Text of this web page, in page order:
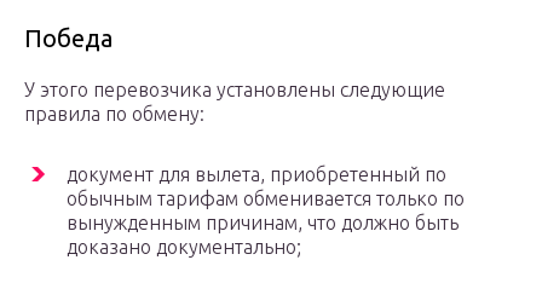
Победа
У этого перевозчика установлены следующие
правила по обмену:
документ для вылета, приобретенный по
обычным тарифам обменивается только по
вынужденным причинам, что должно быть
доказано документально;